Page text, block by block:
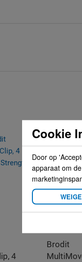
4
Brodit
Cookie
Door op
apparaat om